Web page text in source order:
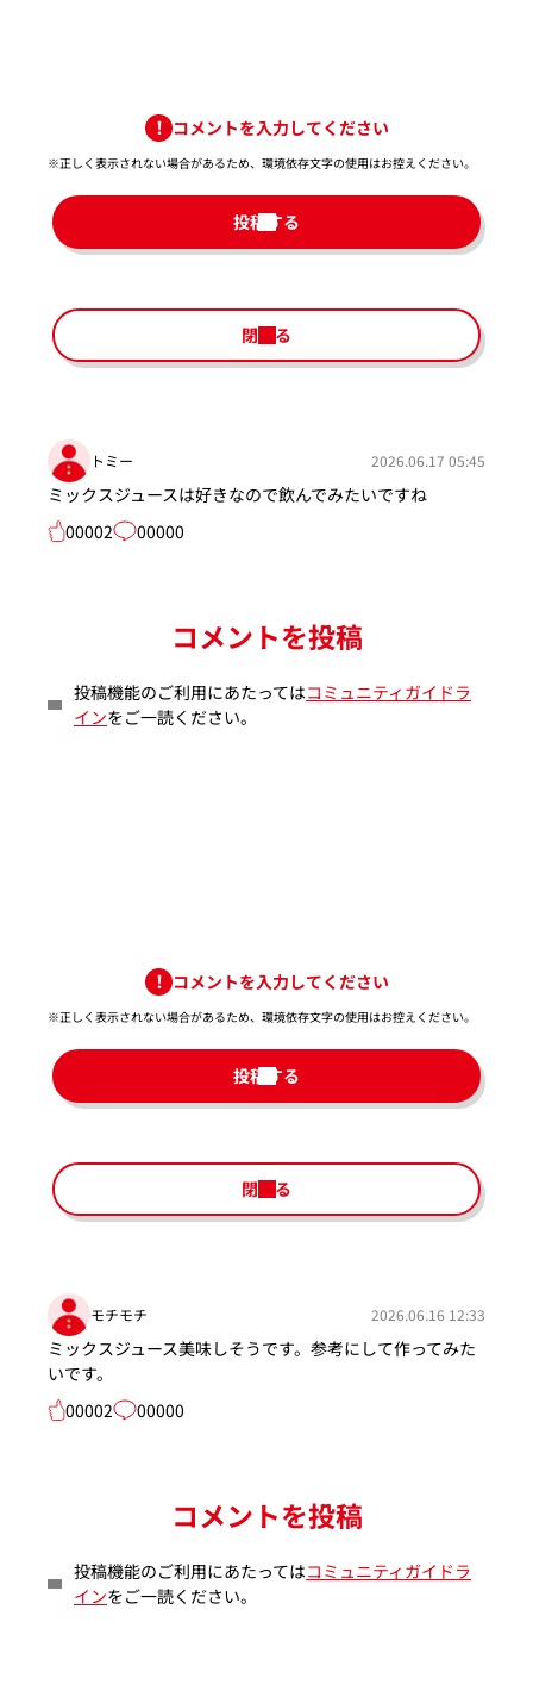
コメントを入力してください
※正しく表示されない場合があるため、環境依存文字の使用はお控えください。​
投稿する
閉じる
トミー 2026.06.17 05:45
ミックスジュースは好きなので飲んでみたいですね
00002
00000
コメントを投稿
投稿機能のご利用にあたってはコミュニティガイドラ
インをご一読ください。
コメントを入力してください
※正しく表示されない場合があるため、環境依存文字の使用はお控えください。​
投稿する
閉じる
モチモチ 2026.06.16 12:33
ミックスジュース美味しそうです。参考にして作ってみた
いです。
00002
00000
コメントを投稿
投稿機能のご利用にあたってはコミュニティガイドラ
インをご一読ください。